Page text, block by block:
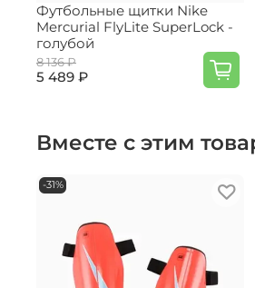
Футбольные щитки Nike
Mercurial FlyLite SuperLock -
голубой
8 136 ₽
5 489 ₽
Вместе с этим
-31%